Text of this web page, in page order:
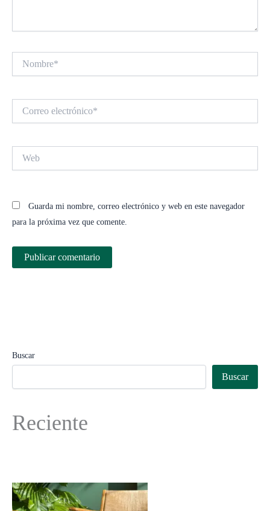
electrónico*
Guarda mi nombre, correo electrónico y web en este navegador
para la próxima vez que comente.
Buscar
Buscar
Reciente